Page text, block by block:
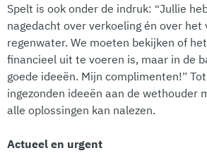
Spelt is ook onder de indruk: “Jullie
nagedacht over verkoeling én over het
regenwater. We moeten bekijken of
financieel uit te voeren is, maar in de
goede ideeën. Mijn complimenten!”
ingezonden ideeën aan de wethouder
alle oplossingen kan nalezen.
Actueel en urgent